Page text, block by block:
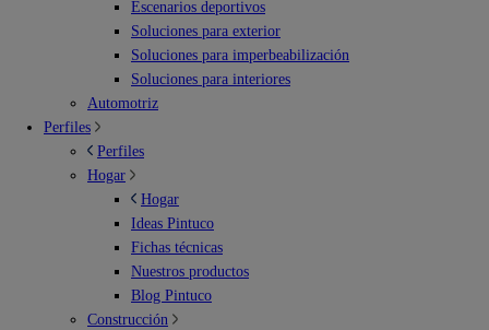
Escenarios deportivos
Soluciones para exterior
Soluciones para imperbeabilización
Soluciones para interiores
Automotriz
Perfiles
Perfiles
Hogar
Hogar
Ideas Pintuco
Fichas técnicas
Nuestros productos
Blog Pintuco
Construcción